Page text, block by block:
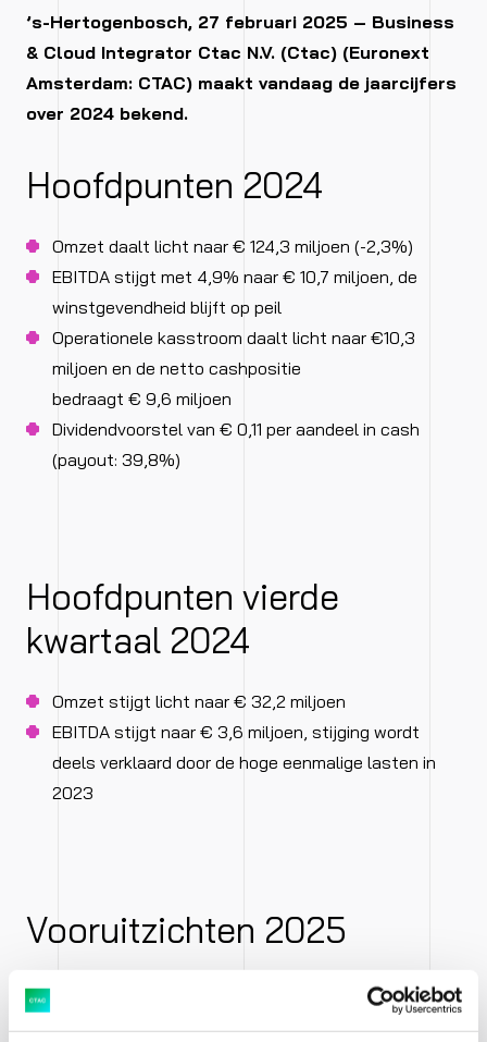
’s-Hertogenbosch, 27 februari 2025 – Business
& Cloud Integrator Ctac N.V. (Ctac) (Euronext
Amsterdam: CTAC) maakt vandaag de jaarcijfers
over 2024 bekend.
Hoofdpunten 2024
Omzet daalt licht naar € 124,3 miljoen (-2,3%)
EBITDA stijgt met 4,9% naar € 10,7 miljoen, de
winstgevendheid blijft op peil
Operationele kasstroom daalt licht naar €10,3
miljoen en de netto cashpositie
bedraagt € 9,6 miljoen
Dividendvoorstel van € 0,11 per aandeel in cash
(payout: 39,8%)
Hoofdpunten vierde
kwartaal 2024
Omzet stijgt licht naar € 32,2 miljoen
EBITDA stijgt naar € 3,6 miljoen, stijging wordt
deels verklaard door de hoge eenmalige lasten in
2023
Vooruitzichten 2025
Behoud van winstgevendheid tijdens verdere